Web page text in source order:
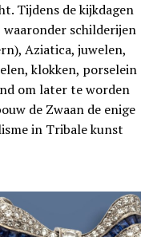
Tijdens de kijkdagen
schilderijen
Aziatica, juwelen,
klokken, porselein
om later te worden
de Zwaan de enige
in Tribale kunst